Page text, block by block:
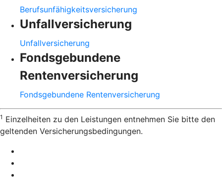
Berufsunfähigkeitsversicherung
Unfallversicherung
Unfallversicherung
Fondsgebundene
Rentenversicherung
Fondsgebundene Rentenversicherung
1 Einzelheiten zu den Leistungen entnehmen Sie bitte den
geltenden Versicherungsbedingungen.